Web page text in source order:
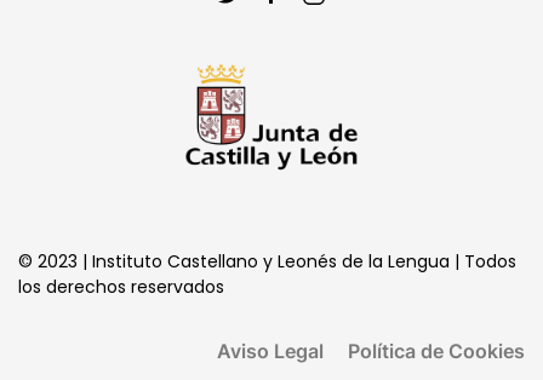
© 2023 | Instituto Castellano y Leonés de la Lengua | Todos
los derechos reservados
Aviso Legal Política de Cookies